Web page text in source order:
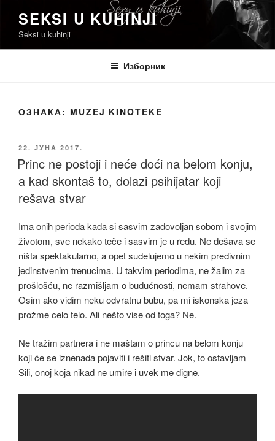
садржај
SEKSI U KUHINJI
Seksi u kuhinji
Изборник
ОЗНАКА: MUZEJ KINOTEKE
ОБЈАВЉЕНО
22. ЈУНА 2017.
Princ ne postoji i neće doći na belom konju,
a kad skontaš to, dolazi psihijatar koji
rešava stvar
Ima onih perioda kada si sasvim zadovoljan sobom i svojim
životom, sve nekako teče i sasvim je u redu. Ne dešava se
ništa spektakularno, a opet sudelujemo u nekim predivnim
jedinstvenim trenucima. U takvim periodima, ne žalim za
prošlošću, ne razmišljam o budućnosti, nemam strahove.
Osim ako vidim neku odvratnu bubu, pa mi iskonska jeza
prožme celo telo. Ali nešto vise od toga? Ne.
Ne tražim partnera i ne maštam o princu na belom konju
koji će se iznenada pojaviti i rešiti stvar. Jok, to ostavljam
Sili, onoj koja nikad ne umire i uvek me digne.